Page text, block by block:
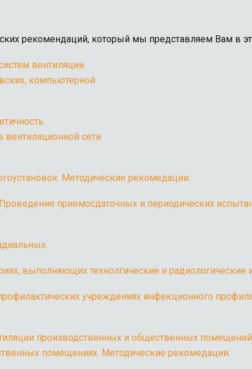
рекомендаций, который мы представляем Вам в
эффективности
в кабинетах
или подсосов
Методические рекомедации.
приемосдаточных и периодических
выполняющих технолгические и радиологические
учреждениях инфекционного
производственных и общественных
помещениях. Методические рекомедации.